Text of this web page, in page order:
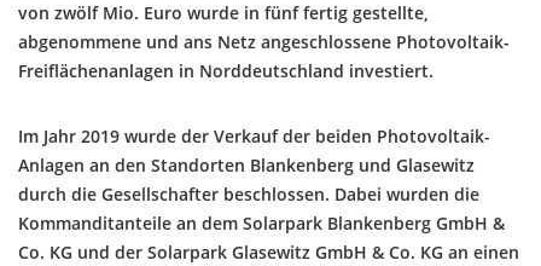
von zwölf Mio. Euro wurde in fünf fertig gestellte,
abgenommene und ans Netz angeschlossene Photovoltaik-
Freiflächenanlagen in Norddeutschland investiert.
Im Jahr 2019 wurde der Verkauf der beiden Photovoltaik-
Anlagen an den Standorten Blankenberg und Glasewitz
durch die Gesellschafter beschlossen. Dabei wurden die
Kommanditanteile an dem Solarpark Blankenberg GmbH &
Co. KG und der Solarpark Glasewitz GmbH & Co. KG an einen